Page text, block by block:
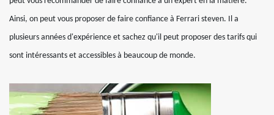
Ainsi, on peut vous proposer de faire confiance à Ferrari steven. Il a
plusieurs années d'expérience et sachez qu'il peut proposer des tarifs qui
sont intéressants et accessibles à beaucoup de monde.